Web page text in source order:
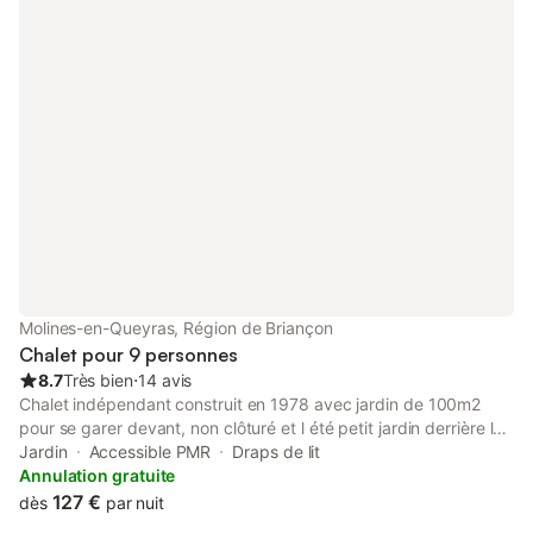
Molines-en-Queyras, Région de Briançon
Chalet pour 9 personnes
8.7Très bien⋅14 avis
Chalet indépendant construit en 1978 avec jardin de 100m2
pour se garer devant, non clôturé et l été petit jardin derrière le
chalet pour manger en extérieur. Altitude : 1970 mètres.
Navettes station ski gratuites à 20 mètres matin midi et soir
pendant les vacances scolaires. Au RDC : garage+cave+pièce
Jardin Accessible PMR
Draps de lit
Annulation gratuite
dès 127 € par nuit